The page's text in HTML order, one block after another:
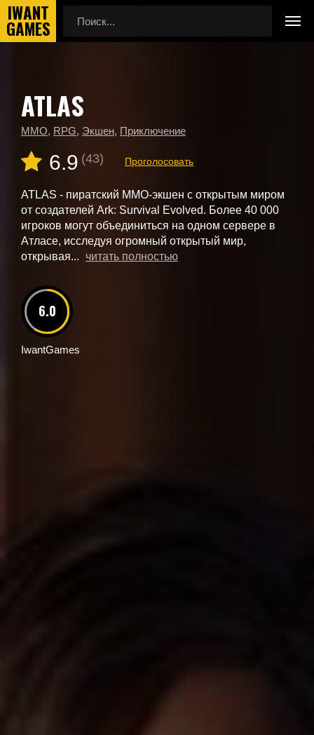
Главная
Новые игры
ATLAS
ATLAS
MMO, RPG, Экшен, Приключение
6.9 (43) Проголосовать
ATLAS - пиратский ММО-экшен с открытым миром
от создателей Ark: Survival Evolved. Более 40 000
игроков могут объединиться на одном сервере в
Атласе, исследуя огромный открытый мир,
открывая...
читать полностью
6.0
IwantGames